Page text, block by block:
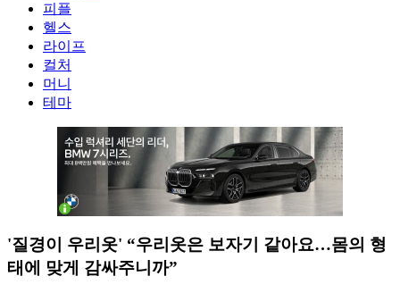
피플
헬스
라이프
컬처
머니
테마
'질경이 우리옷' “우리옷은 보자기 같아요…몸의 형
태에 맞게 감싸주니까”